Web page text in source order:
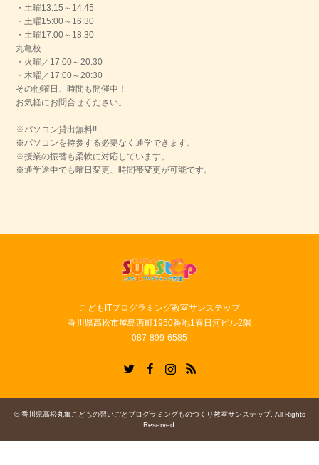
・土曜13:15～14:45
・土曜15:00～16:30
・土曜17:00～18:30
丸亀校
・火曜／17:00～20:30
・木曜／17:00～20:30
その他曜日、時間も開催中！
お気軽にお問合せください。
※パソコン貸出無料!!
※パソコンを持参する必要なく通学できます。
※授業の振替も柔軟に対応しています。
※通学途中でも曜日変更、時間帯変更が可能です。
こどもITプログラミング教室サンステップ
香川県高松市屋島西町1950番地1春日河ビル2階
087-899-6585
RSS
©香川県高松丸亀こどもの習いごとプログラミングものづくり教室サンステップ. All Rights
Reserved.